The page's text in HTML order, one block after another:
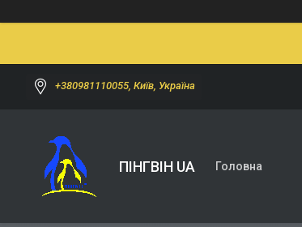
+380981110055, Київ, Україна
ПІНГВІН UA Головна